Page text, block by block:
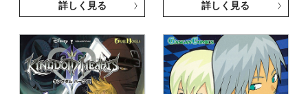
詳しく見る 詳しく見る